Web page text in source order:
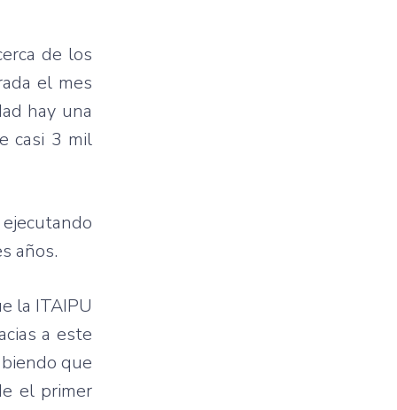
de los
el mes
hay una
casi 3 mil
años.
la ITAIPU
a este
que
el primer